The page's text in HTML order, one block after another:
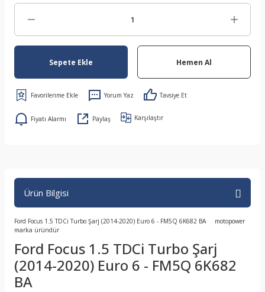
Sepete Ekle Hemen Al
Yorum Yaz Tavsiye Et
Fiyatı Alarmı Paylaş Karşılaştır
Ürün Bilgisi
Ford Focus 1.5 TDCi Turbo Şarj (2014-2020) Euro 6 - FM5Q 6K682 BA motopower
marka üründür
Ford Focus 1.5 TDCi Turbo Şarj
(2014-2020) Euro 6 - FM5Q 6K682
BA